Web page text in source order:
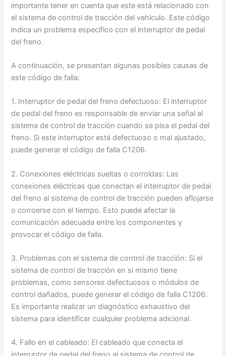
importante tener en cuenta que este está relacionado con
el sistema de control de tracción del vehículo. Este código
indica un problema específico con el interruptor de pedal
del freno.
A continuación, se presentan algunas posibles causas de
este código de falla:
1. Interruptor de pedal del freno defectuoso: El interruptor
de pedal del freno es responsable de enviar una señal al
sistema de control de tracción cuando se pisa el pedal del
freno. Si este interruptor está defectuoso o mal ajustado,
puede generar el código de falla C1206.
2. Conexiones eléctricas sueltas o corroídas: Las
conexiones eléctricas que conectan el interruptor de pedal
del freno al sistema de control de tracción pueden aflojarse
o corroerse con el tiempo. Esto puede afectar la
comunicación adecuada entre los componentes y
provocar el código de falla.
3. Problemas con el sistema de control de tracción: Si el
sistema de control de tracción en sí mismo tiene
problemas, como sensores defectuosos o módulos de
control dañados, puede generar el código de falla C1206.
Es importante realizar un diagnóstico exhaustivo del
sistema para identificar cualquier problema adicional.
4. Fallo en el cableado: El cableado que conecta el